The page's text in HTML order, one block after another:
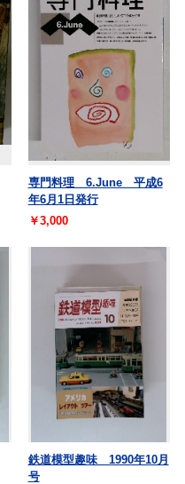
専門料理 6.June 平成6
年6月1日発行
￥3,000
鉄道模型趣味 1990年10月
号